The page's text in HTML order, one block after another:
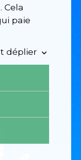
Cela
paie
déplier keyboard_arrow_down